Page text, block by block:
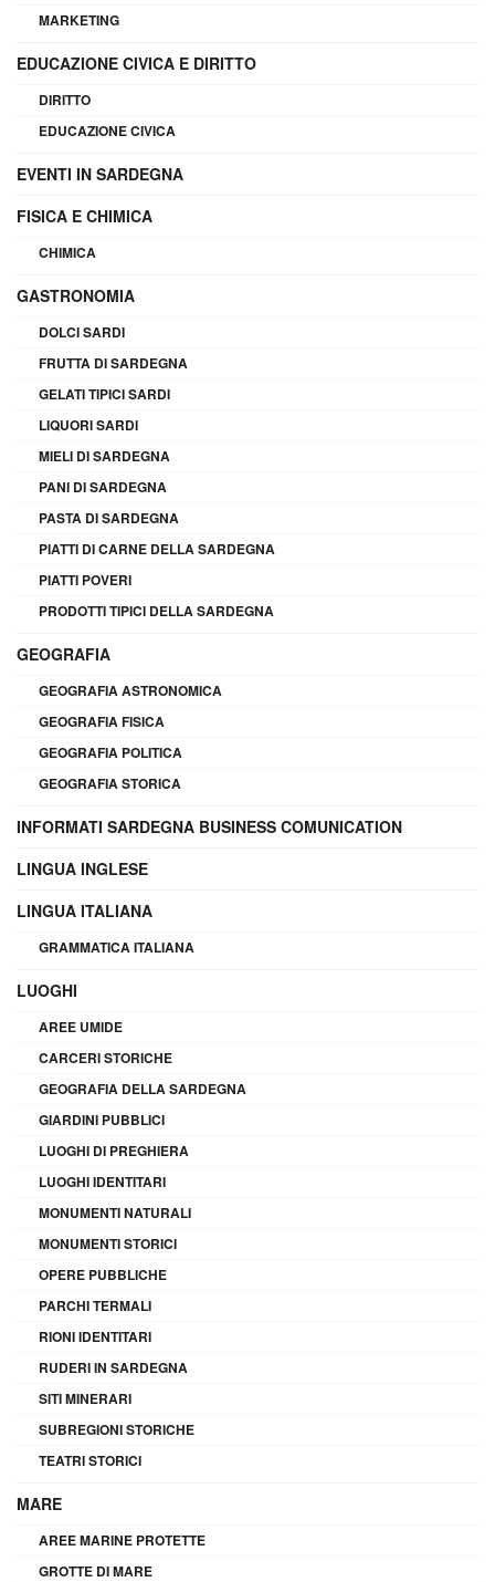
MARKETING
EDUCAZIONE CIVICA E DIRITTO
DIRITTO
EDUCAZIONE CIVICA
EVENTI IN SARDEGNA
FISICA E CHIMICA
CHIMICA
GASTRONOMIA
DOLCI SARDI
FRUTTA DI SARDEGNA
GELATI TIPICI SARDI
LIQUORI SARDI
MIELI DI SARDEGNA
PANI DI SARDEGNA
PASTA DI SARDEGNA
PIATTI DI CARNE DELLA SARDEGNA
PIATTI POVERI
PRODOTTI TIPICI DELLA SARDEGNA
GEOGRAFIA
GEOGRAFIA ASTRONOMICA
GEOGRAFIA FISICA
GEOGRAFIA POLITICA
GEOGRAFIA STORICA
INFORMATI SARDEGNA BUSINESS COMUNICATION
LINGUA INGLESE
LINGUA ITALIANA
GRAMMATICA ITALIANA
LUOGHI
AREE UMIDE
CARCERI STORICHE
GEOGRAFIA DELLA SARDEGNA
GIARDINI PUBBLICI
LUOGHI DI PREGHIERA
LUOGHI IDENTITARI
MONUMENTI NATURALI
MONUMENTI STORICI
OPERE PUBBLICHE
PARCHI TERMALI
RIONI IDENTITARI
RUDERI IN SARDEGNA
SITI MINERARI
SUBREGIONI STORICHE
TEATRI STORICI
MARE
AREE MARINE PROTETTE
GROTTE DI MARE